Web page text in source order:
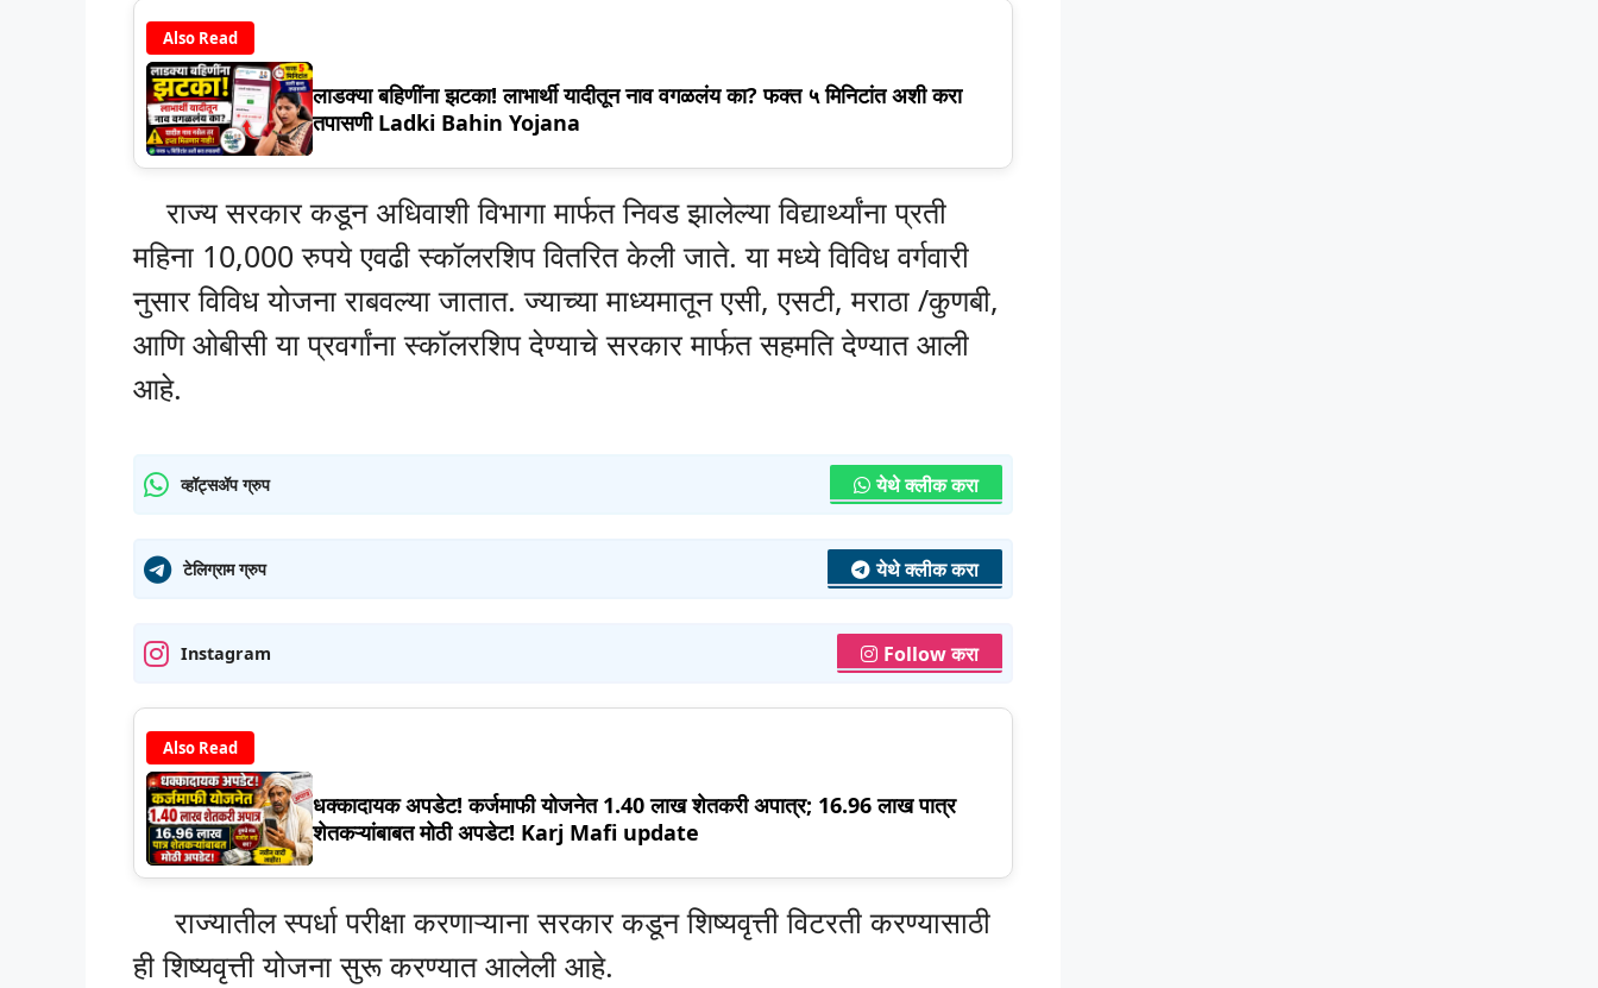
Also Read
लाडक्या बहिणींना झटका! लाभार्थी यादीतून नाव वगळलंय का? फक्त ५ मिनिटांत अशी करा
तपासणी Ladki Bahin Yojana
राज्य सरकार कडून अधिवाशी विभागा मार्फत निवड झालेल्या विद्यार्थ्यांना प्रती
महिना 10,000 रुपये एवढी स्कॉलरशिप वितरित केली जाते. या मध्ये विविध वर्गवारी
नुसार विविध योजना राबवल्या जातात. ज्याच्या माध्यमातून एसी, एसटी, मराठा /कुणबी,
आणि ओबीसी या प्रवर्गांना स्कॉलरशिप देण्याचे सरकार मार्फत सहमति देण्यात आली
आहे.
व्हॉट्सॲप ग्रुप येथे क्लीक करा
टेलिग्राम ग्रुप येथे क्लीक करा
Instagram Follow करा
Also Read
धक्कादायक अपडेट! कर्जमाफी योजनेत 1.40 लाख शेतकरी अपात्र; 16.96 लाख पात्र
शेतकऱ्यांबाबत मोठी अपडेट! Karj Mafi update
राज्यातील स्पर्धा परीक्षा करणाऱ्याना सरकार कडून शिष्यवृत्ती विटरती करण्यासाठी
ही शिष्यवृत्ती योजना सुरू करण्यात आलेली आहे.